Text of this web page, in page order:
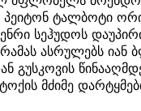
ტალბოტი
სეჰუდოს
ასრულებს იან
გუსკოვის
მძიმე